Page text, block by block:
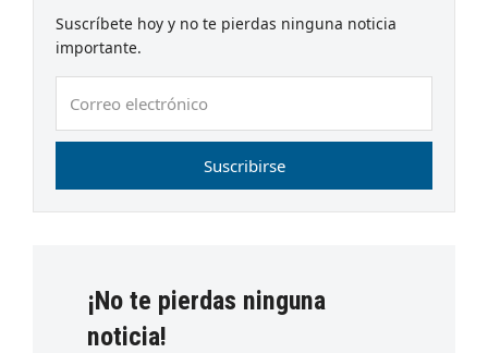
Suscríbete hoy y no te pierdas ninguna noticia
importante.
electrónico
Suscribirse
¡No te pierdas ninguna
noticia!